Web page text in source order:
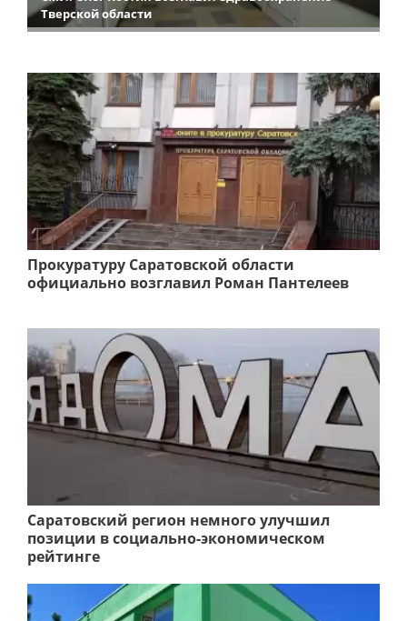
Тверской области
Прокуратуру Саратовской области
официально возглавил Роман Пантелеев
Саратовский регион немного улучшил
позиции в социально-экономическом
рейтинге